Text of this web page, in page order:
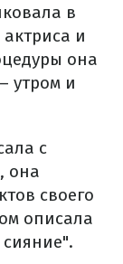
в
и
она
утром и
с
она
своего
описала